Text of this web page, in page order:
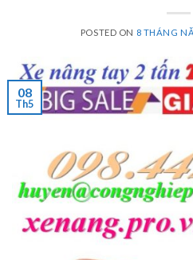
POSTED ON 8 THÁNG
08
Th5